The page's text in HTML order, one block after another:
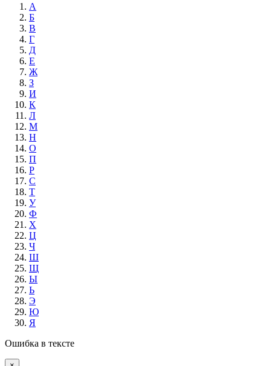
А
Б
В
Г
Д
Е
Ж
З
И
К
Л
М
Н
О
П
Р
С
Т
У
Ф
Х
Ц
Ч
Ш
Щ
Ы
Ь
Э
Ю
Я
Ошибка в тексте